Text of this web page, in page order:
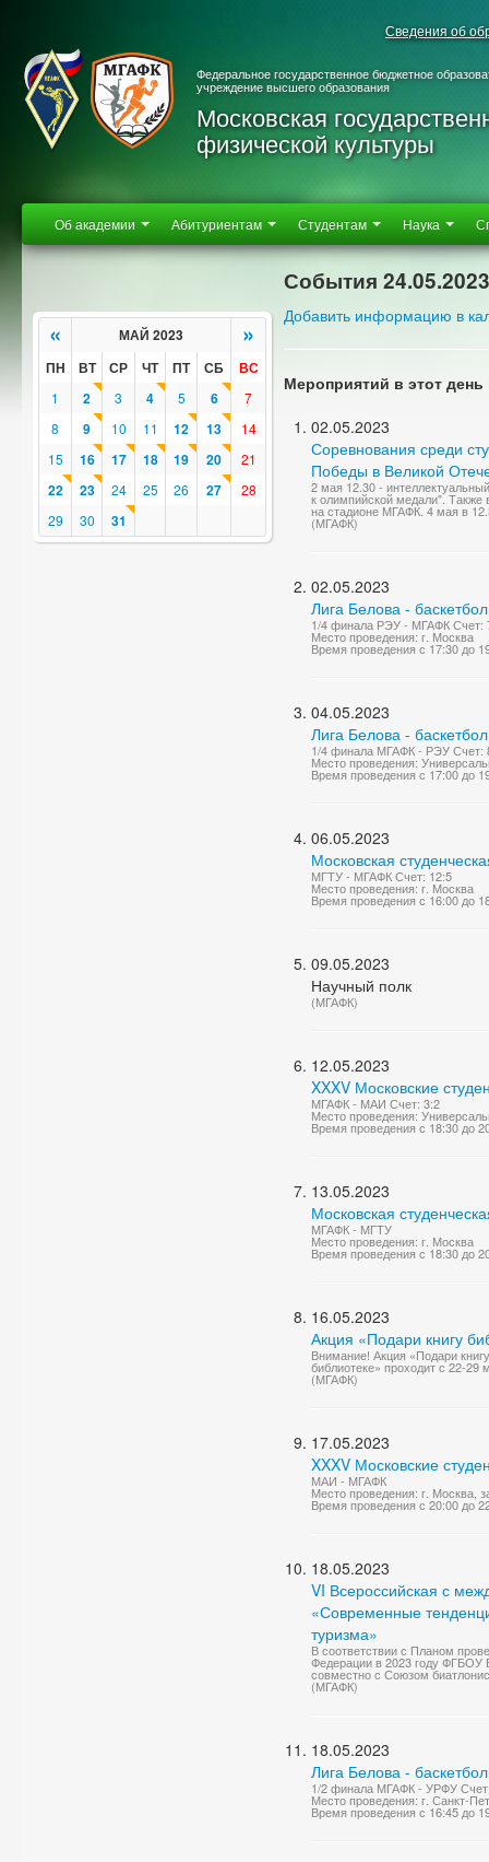
Сведения об
Федеральное государственное бюджетное
учреждение высшего образования
Московская
физической культуры
Об академии Абитуриентам Студентам Наука
« МАЙ 2023 »
ПН ВТ СР ЧТ ПТ СБ ВС
1 2 3 4 5 6
7
8
9 10 11 12 13
14
15
16 17 18 19 20 21
22 23 24 25 26 27
28
29
30 31
События 24.05.2023
Добавить информацию в
Мероприятий в этот день
02.05.2023
Соревнования среди
Победы в Великой
2 мая 12.30 -
к олимпийской медали".
на стадионе МГАФК. 4 мая в
(МГАФК)
02.05.2023
Лига Белова -
1/4 финала РЭУ - МГАФК Счет:
Место проведения: г. Москва
Время проведения с 17:30 до
04.05.2023
Лига Белова -
1/4 финала МГАФК - РЭУ Счет:
Место проведения:
Время проведения с 17:00 до
06.05.2023
Московская
МГТУ - МГАФК Счет: 12:5
Место проведения: г. Москва
Время проведения с 16:00 до
09.05.2023
Научный полк
(МГАФК)
12.05.2023
XXXV Московские
МГАФК - МАИ Счет: 3:2
Место проведения:
Время проведения с 18:30 до
13.05.2023
Московская
МГАФК - МГТУ
Место проведения: г. Москва
Время проведения с 18:30 до
16.05.2023
Акция «Подари книгу
Внимание! Акция «Подари
библиотеке» проходит с 22-29
(МГАФК)
17.05.2023
XXXV Московские
МАИ - МГАФК
Место проведения: г. Москва,
Время проведения с 20:00 до
18.05.2023
VI Всероссийская с
«Современные
туризма»
В соответствии с Планом
Федерации в 2023 году ФГБОУ
совместно с Союзом
(МГАФК)
18.05.2023
Лига Белова -
1/2 финала МГАФК - УРФУ
Место проведения: г. Санкт-
Время проведения с 16:45 до